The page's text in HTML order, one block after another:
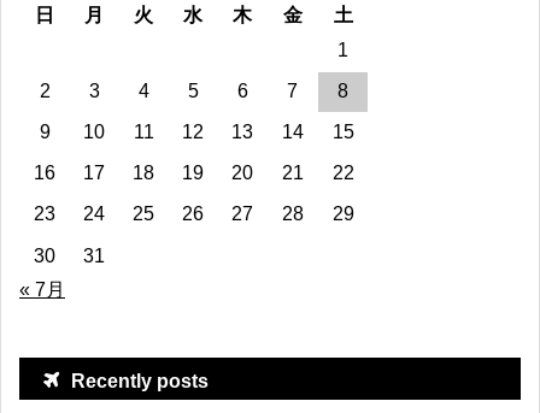
日
月 火 水 木 金
土
1
2
3 4 5 6 7
8
9
10 11 12 13 14
15
16
17 18 19 20 21
22
23
24 25 26 27 28 29
30
31
« 7月
Recently posts